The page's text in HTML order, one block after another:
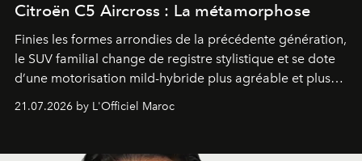
Citroën C5 Aircross : La métamorphose
Finies les formes arrondies de la précédente génération,
le SUV familial change de registre stylistique et se dote
d’une motorisation mild-hybride plus agréable et plus
économe. à n’en pas douter, le nouveau C5 Aircross a
gagné en maturité.
21.07.2026 by L'Officiel Maroc